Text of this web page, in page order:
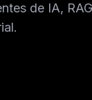
de IA,